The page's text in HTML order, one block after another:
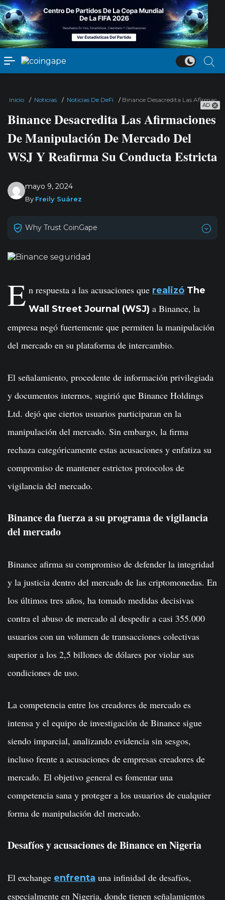
AD
Inicio / Noticias / Noticias De DeFi / Binance Desacredita Las
Binance Desacredita Las Afirmaciones
De Manipulación De Mercado Del
WSJ Y Reafirma Su Conducta Estricta
mayo 9, 2024
By Freily Suárez
Why Trust CoinGape
E n respuesta a las acusaciones que realizó The
Wall Street Journal (WSJ)a Binance, la
empresa negó fuertemente que permiten la manipulación
del mercado en su plataforma de intercambio.
El señalamiento, procedente de información privilegiada
y documentos internos, sugirió que Binance Holdings
Ltd. dejó que ciertos usuarios participaran en la
manipulación del mercado. Sin embargo, la firma
rechaza categóricamente estas acusaciones y enfatiza su
compromiso de mantener estrictos protocolos de
vigilancia del mercado.
Binance da fuerza a su programa de vigilancia
del mercado
Binance afirma su compromiso de defender la integridad
y la justicia dentro del mercado de las criptomonedas. En
los últimos tres años, ha tomado medidas decisivas
contra el abuso de mercado al despedir a casi 355.000
usuarios con un volumen de transacciones colectivas
superior a los 2,5 billones de dólares por violar sus
condiciones de uso.
La competencia entre los creadores de mercado es
intensa y el equipo de investigación de Binance sigue
siendo imparcial, analizando evidencia sin sesgos,
incluso frente a acusaciones de empresas creadores de
mercado. El objetivo general es fomentar una
competencia sana y proteger a los usuarios de cualquier
forma de manipulación del mercado.
Desafíos y acusaciones de Binance en Nigeria
El exchange enfrenta una infinidad de desafíos,
especialmente en Nigeria, donde tienen señalamientos